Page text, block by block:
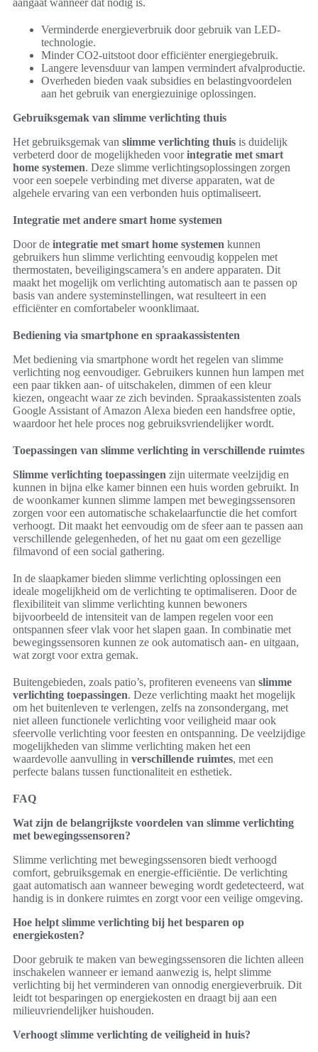
aangaat wanneer dat nodig is.
Verminderde energieverbruik door gebruik van LED-
technologie.
Minder CO2-uitstoot door efficiënter energiegebruik.
Langere levensduur van lampen vermindert afvalproductie.
Overheden bieden vaak subsidies en belastingvoordelen
aan het gebruik van energiezuinige oplossingen.
Gebruiksgemak van slimme verlichting thuis
Het gebruiksgemak van slimme verlichting thuis is duidelijk
verbeterd door de mogelijkheden voorintegratie met smart
home systemen. Deze slimme verlichtingsoplossingen zorgen
voor een soepele verbinding met diverse apparaten, wat de
algehele ervaring van een verbonden huis optimaliseert.
Integratie met andere smart home systemen
Door de integratie met smart home systemen kunnen
gebruikers hun slimme verlichting eenvoudig koppelen met
thermostaten, beveiligingscamera’s en andere apparaten. Dit
maakt het mogelijk om verlichting automatisch aan te passen op
basis van andere systeminstellingen, wat resulteert in een
efficiënter en comfortabeler woonklimaat.
Bediening via smartphone en spraakassistenten
Met bediening via smartphone wordt het regelen van slimme
verlichting nog eenvoudiger. Gebruikers kunnen hun lampen met
een paar tikken aan- of uitschakelen, dimmen of een kleur
kiezen, ongeacht waar ze zich bevinden. Spraakassistenten zoals
Google Assistant of Amazon Alexa bieden een handsfree optie,
waardoor het hele proces nog gebruiksvriendelijker wordt.
Toepassingen van slimme verlichting in verschillende ruimtes
Slimme verlichting toepassingen zijn uitermate veelzijdig en
kunnen in bijna elke kamer binnen een huis worden gebruikt. In
de woonkamer kunnen slimme lampen met bewegingssensoren
zorgen voor een automatische schakelaarfunctie die het comfort
verhoogt. Dit maakt het eenvoudig om de sfeer aan te passen aan
verschillende gelegenheden, of het nu gaat om een gezellige
filmavond of een social gathering.
In de slaapkamer bieden slimme verlichting oplossingen een
ideale mogelijkheid om de verlichting te optimaliseren. Door de
flexibiliteit van slimme verlichting kunnen bewoners
bijvoorbeeld de intensiteit van de lampen regelen voor een
ontspannen sfeer vlak voor het slapen gaan. In combinatie met
bewegingssensoren kunnen ze ook automatisch aan- en uitgaan,
wat zorgt voor extra gemak.
Buitengebieden, zoals patio’s, profiteren eveneens van slimme
verlichting toepassingen. Deze verlichting maakt het mogelijk
om het buitenleven te verlengen, zelfs na zonsondergang, met
niet alleen functionele verlichting voor veiligheid maar ook
sfeervolle verlichting voor feesten en ontspanning. De veelzijdige
mogelijkheden van slimme verlichting maken het een
waardevolle aanvulling in verschillende ruimtes, met een
perfecte balans tussen functionaliteit en esthetiek.
FAQ
Wat zijn de belangrijkste voordelen van slimme verlichting
met bewegingssensoren?
Slimme verlichting met bewegingssensoren biedt verhoogd
comfort, gebruiksgemak en energie-efficiëntie. De verlichting
gaat automatisch aan wanneer beweging wordt gedetecteerd, wat
handig is in donkere ruimtes en zorgt voor een veilige omgeving.
Hoe helpt slimme verlichting bij het besparen op
energiekosten?
Door gebruik te maken van bewegingssensoren die lichten alleen
inschakelen wanneer er iemand aanwezig is, helpt slimme
verlichting bij het verminderen van onnodig energieverbruik. Dit
leidt tot besparingen op energiekosten en draagt bij aan een
milieuvriendelijker huishouden.
Verhoogt slimme verlichting de veiligheid in huis?